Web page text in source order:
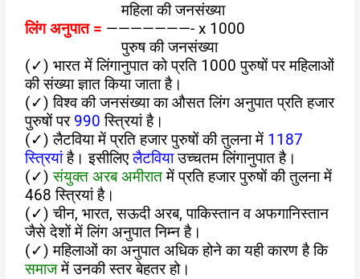
महिला की जनसंख्या
लिंग अनुपात = ———————- x 1000
पुरुष की जनसंख्या
(✓) भारत में लिंगानुपात को प्रति 1000 पुरुषों पर महिलाओं
की संख्या ज्ञात किया जाता है।
(✓) विश्व की जनसंख्या का औसत लिंग अनुपात प्रति हजार
पुरुषों पर 990 स्त्रियां है।
(✓) लैटविया में प्रति हजार पुरुषों की तुलना में 1187
स्त्रियांहै। इसीलिएलैटवियाउच्चतम लिंगानुपात है।
(✓)संयुक्त अरब अमीरातमें प्रति हजार पुरुषों की तुलना में
468 स्त्रियां है।
(✓) चीन, भारत, सऊदी अरब, पाकिस्तान व अफगानिस्तान
जैसे देशों में लिंग अनुपात निम्न है।
(✓) महिलाओं का अनुपात अधिक होने का यही कारण है कि
समाजमें उनकी स्तर बेहतर हो।